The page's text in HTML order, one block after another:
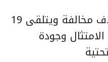
المركز يرصد أكثر من 4 آلاف مخالفة ويتلقى 19
وجودة